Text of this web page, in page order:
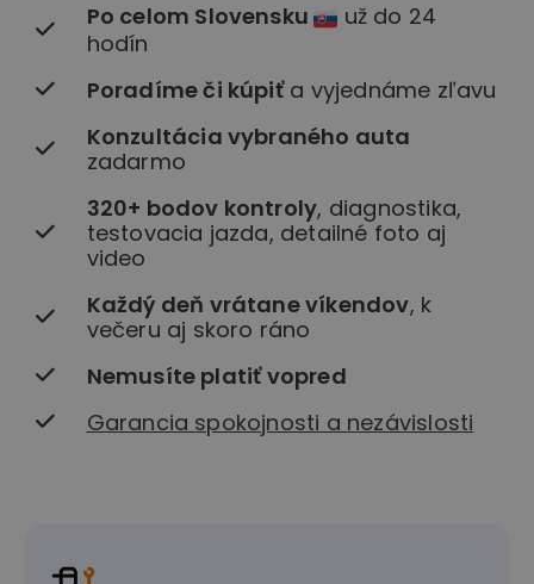
Po celom Slovensku
už do 24
hodín
Poradíme či kúpiťa vyjednáme zľavu
Konzultácia vybraného auta
zadarmo
320+ bodov kontroly, diagnostika,
testovacia jazda, detailné foto aj
video
Každý deň vrátane víkendov, k
večeru aj skoro ráno
Nemusíte platiť vopred
Garancia spokojnosti a nezávislosti